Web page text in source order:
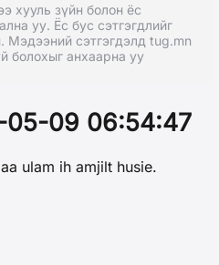
хууль зүйн болон ёс
уу. Ёс бус сэтгэгдлийг
Мэдээний сэтгэгдэлд tug.mn
болохыг анхаарна уу
05-09 06:54:47
ulam ih amjilt husie.